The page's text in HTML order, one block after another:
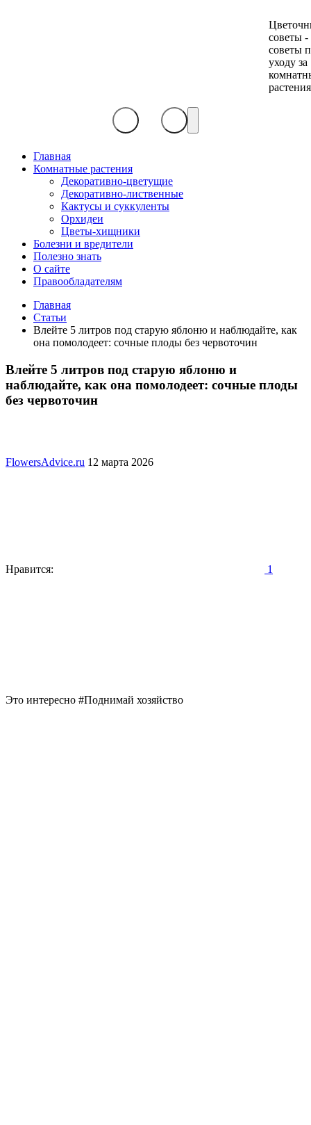
советы -
советы
уходу за
Главная
Комнатные растения
Декоративно-цветущие
Декоративно-лиственные
Кактусы и суккуленты
Орхидеи
Цветы-хищники
Болезни и вредители
Полезно знать
О сайте
Правообладателям
Главная
Статьи
Влейте 5 литров под старую яблоню и наблюдайте, как
она помолодеет: сочные плоды без червоточин
Влейте 5 литров под старую яблоню и
наблюдайте, как она помолодеет: сочные плоды
без червоточин
FlowersAdvice.ru 12 марта 2026
Нравится: 1
Это интересно #Поднимай хозяйство